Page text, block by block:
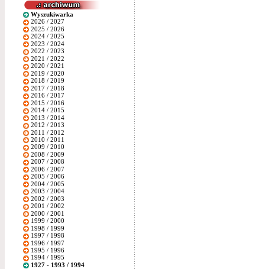
Wyszukiwarka
2026 / 2027
2025 / 2026
2024 / 2025
2023 / 2024
2022 / 2023
2021 / 2022
2020 / 2021
2019 / 2020
2018 / 2019
2017 / 2018
2016 / 2017
2015 / 2016
2014 / 2015
2013 / 2014
2012 / 2013
2011 / 2012
2010 / 2011
2009 / 2010
2008 / 2009
2007 / 2008
2006 / 2007
2005 / 2006
2004 / 2005
2003 / 2004
2002 / 2003
2001 / 2002
2000 / 2001
1999 / 2000
1998 / 1999
1997 / 1998
1996 / 1997
1995 / 1996
1994 / 1995
1927 - 1993 / 1994